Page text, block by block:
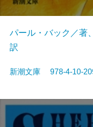
パール・バック／著
訳
新潮文庫 978-4-10-